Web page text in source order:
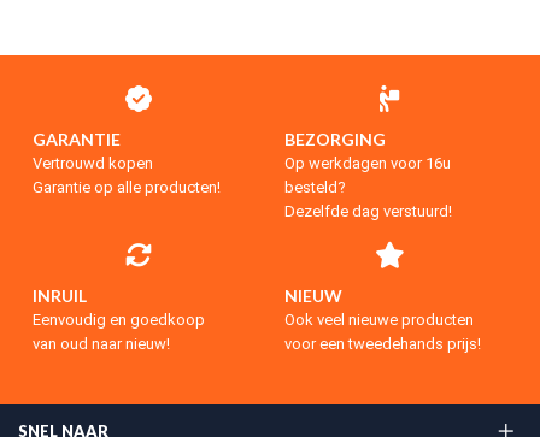
GARANTIE
Vertrouwd kopen
Garantie op alle producten!
BEZORGING
Op werkdagen voor 16u
besteld?
Dezelfde dag verstuurd!
INRUIL
Eenvoudig en goedkoop
van oud naar nieuw!
NIEUW
Ook veel nieuwe producten
voor een tweedehands prijs!
SNEL NAAR